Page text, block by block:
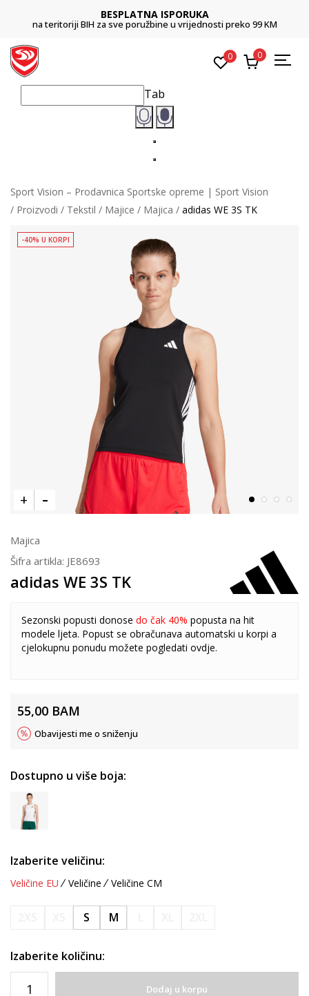
BESPLATNA ISPORUKA
na teritoriji BIH za sve poružbine u vrijednosti preko 99 KM
0 0
Tab
Sport Vision – Prodavnica Sportske opreme | Sport Vision
Proizvodi
Tekstil Majice Majica adidas WE 3S TK
-40% U KORPI
Majica
Šifra artikla: JE8693
adidas WE 3S TK
Sezonski popusti donose do čak 40% popusta na hit
modele ljeta. Popust se obračunava automatski u korpi a
cjelokupnu ponudu možete pogledati ovdje.
55,00 BAM
Obavijesti me o sniženju
Dostupno u više boja:
Izaberite veličinu:
Veličine EU Veličine Veličine CM
S M
Izaberite količinu:
Dodaj u korpu